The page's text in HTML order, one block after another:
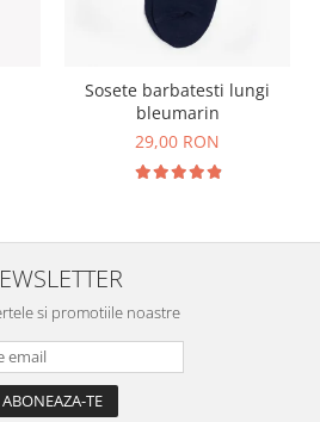
Sosete barbatesti lungi
bleumarin
29,00 RON
si promotiile noastre